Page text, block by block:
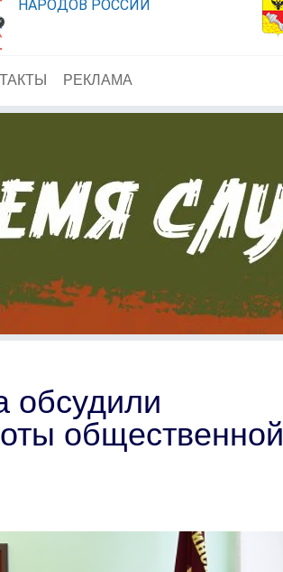
НАРОДОВ РОССИИ
РЕКЛАМА
обсудили
общественной